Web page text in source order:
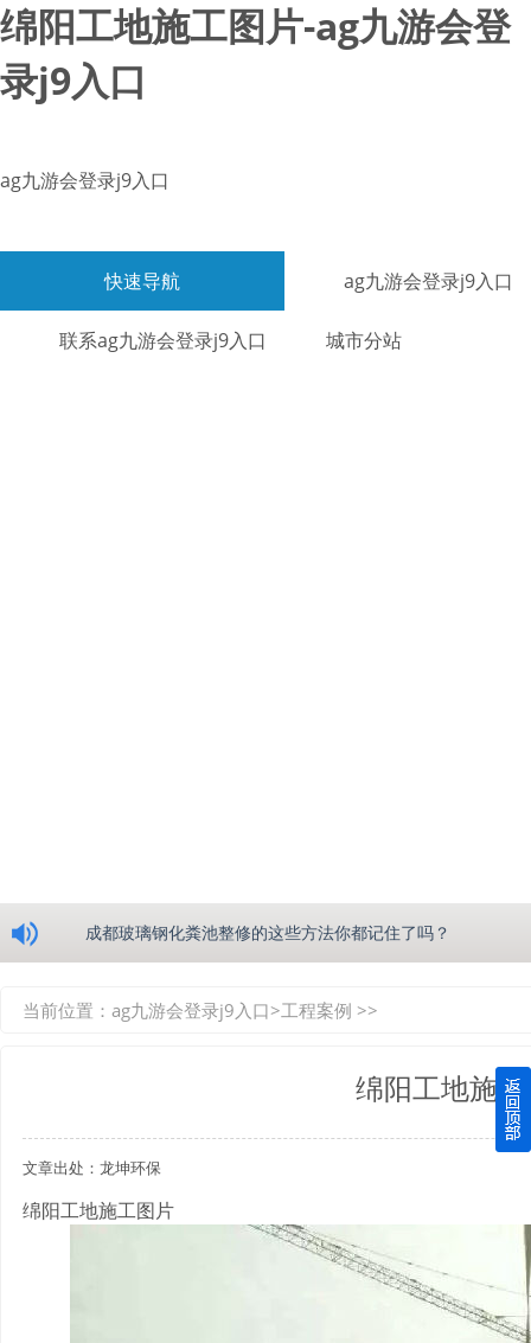
绵阳工地施工图片-ag九游会登
录j9入口
ag九游会登录j9入口
快速导航 ag九游会登录j9入口
联系ag九游会登录j9入口 城市分站
成都玻璃钢化粪池整修的这些方法你都记住了吗？
四川玻璃钢化粪池逐渐取代传统玻璃钢化粪池的这几点原因
关于重庆玻璃钢化粪池的这些基础知识你都记住了吗？
四川玻璃钢化粪池选购时应该如何进行挑选？
在安装绵阳玻璃钢化粪池时可能遇到这些难题
当前位置： ag九游会登录j9入口>工程案例 >>
绵阳工地施
文章出处：龙坤环保
绵阳工地施工图片